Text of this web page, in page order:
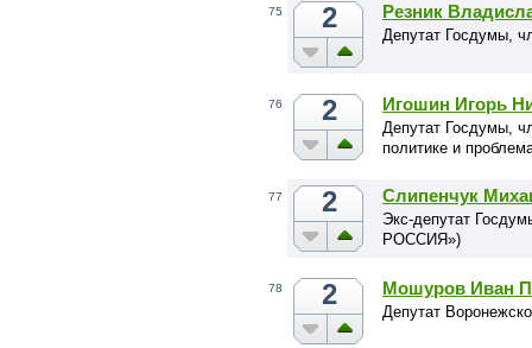
75 2 Резник
Депутат Госдумы,
76 2 Игошин Игорь
Депутат Госдумы,
политике и
77 2 Слипенчук
Экс-депутат
РОССИЯ»)
78 2 Мошуров Иван
Депутат